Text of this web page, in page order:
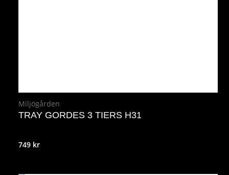
Miljögården
TRAY GORDES 3 TIERS H31
749 kr